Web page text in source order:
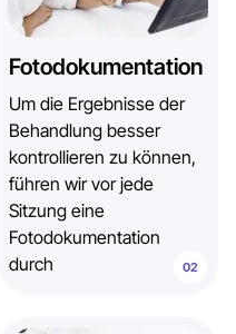
Fotodokumentation
Um die Ergebnisse der
Behandlung besser
kontrollieren zu können,
führen wir vor jede
Sitzung eine
Fotodokumentation
durch